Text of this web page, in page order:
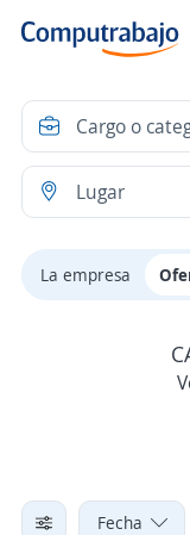
La empresa
Fecha